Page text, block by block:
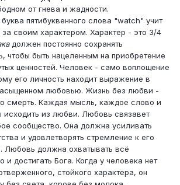
от гнева и жадности.
буква пятибуквенного слова "watch" учит
своим характером. Характер - это 3/4
должен постоянно сохранять
чтобы быть нацеленным на приобретение
ценностей. Человек - само воплощение
его личность находит выражение в
любовью. Жизнь без любви -
смерть. Каждая мысль, каждое слово и
из любви. Любовь связавет
сообщество. Она должна усиливать
и удовлетворять стремление к его
Любовь должна охватывать всё
и достигать Бога. Когда у человека нет
стойкого характера, он